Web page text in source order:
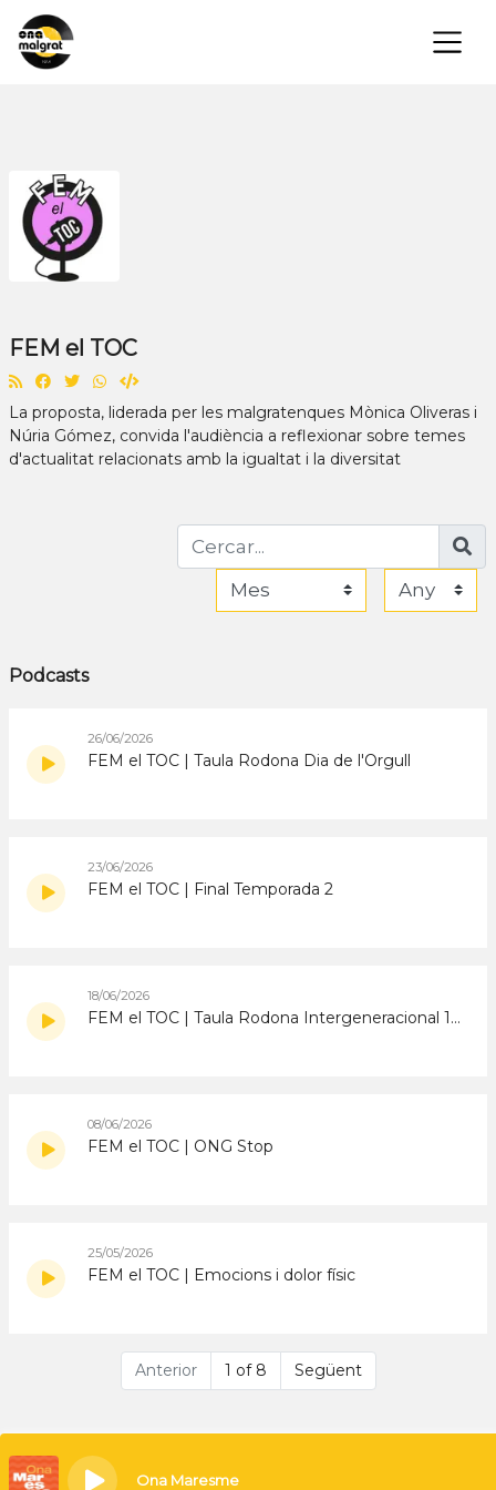
×
FEM el TOC
La proposta, liderada per les malgratenques Mònica Oliveras i
Núria Gómez, convida l'audiència a reflexionar sobre temes
d'actualitat relacionats amb la igualtat i la diversitat
Podcasts
26/06/2026
FEM el TOC | Taula Rodona Dia de l'Orgull
23/06/2026
FEM el TOC | Final Temporada 2
18/06/2026
FEM el TOC | Taula Rodona Intergeneracional 17 juny
08/06/2026
FEM el TOC | ONG Stop
25/05/2026
FEM el TOC | Emocions i dolor físic
Anterior 1 of 8 Següent
Ona Maresme